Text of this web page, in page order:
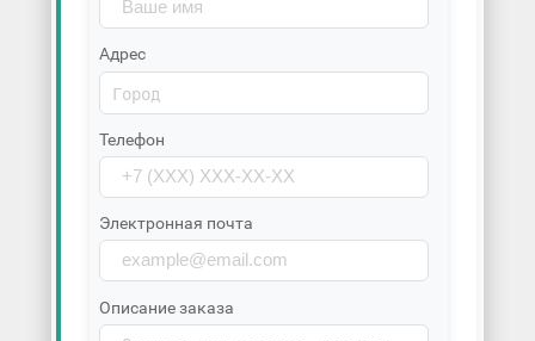
Адрес
Телефон
Электронная почта
Описание заказа